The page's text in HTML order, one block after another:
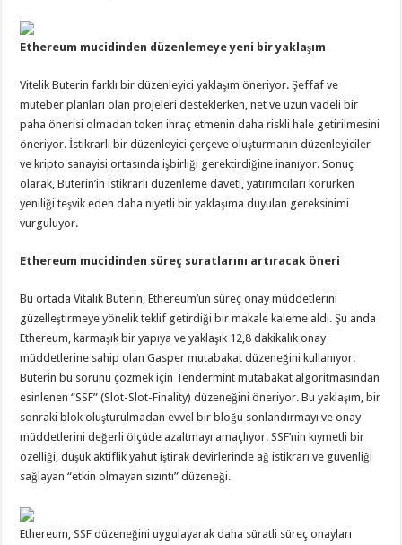
Ethereum mucidinden düzenlemeye yeni bir yaklaşım
Vitelik Buterin farklı bir düzenleyici yaklaşım öneriyor. Şeffaf ve
muteber planları olan projeleri desteklerken, net ve uzun vadeli bir
paha önerisi olmadan token ihraç etmenin daha riskli hale getirilmesini
öneriyor. İstikrarlı bir düzenleyici çerçeve oluşturmanın düzenleyiciler
ve kripto sanayisi ortasında işbirliği gerektirdiğine inanıyor. Sonuç
olarak, Buterin’in istikrarlı düzenleme daveti, yatırımcıları korurken
yeniliği teşvik eden daha niyetli bir yaklaşıma duyulan gereksinimi
vurguluyor.
Ethereum mucidinden süreç suratlarını artıracak öneri
Bu ortada Vitalik Buterin, Ethereum’un süreç onay müddetlerini
güzelleştirmeye yönelik teklif getirdiği bir makale kaleme aldı. Şu anda
Ethereum, karmaşık bir yapıya ve yaklaşık 12,8 dakikalık onay
müddetlerine sahip olan Gasper mutabakat düzeneğini kullanıyor.
Buterin bu sorunu çözmek için Tendermint mutabakat algoritmasından
esinlenen “SSF” (Slot-Slot-Finality) düzeneğini öneriyor. Bu yaklaşım, bir
sonraki blok oluşturulmadan evvel bir bloğu sonlandırmayı ve onay
müddetlerini değerli ölçüde azaltmayı amaçlıyor. SSF’nin kıymetli bir
özelliği, düşük aktiflik yahut iştirak devirlerinde ağ istikrarı ve güvenliği
sağlayan “etkin olmayan sızıntı” düzeneği.
Ethereum, SSF düzeneğini uygulayarak daha süratli süreç onayları